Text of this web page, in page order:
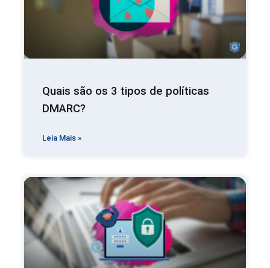
Quais são os 3 tipos de políticas
DMARC?
Leia Mais »